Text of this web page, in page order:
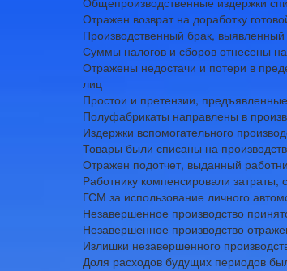
Отражен возврат на доработку
Производственный брак,
Суммы налогов и сборов отнесены
Отражены недостачи и потери в
лиц
Простои и претензии,
Полуфабрикаты направлены в
Издержки вспомогательного
Товары были списаны на
Отражен подотчет, выданный
Работнику компенсировали
ГСМ за использование личного
Незавершенное производство
Незавершенное производство
Излишки незавершенного
Доля расходов будущих периодов